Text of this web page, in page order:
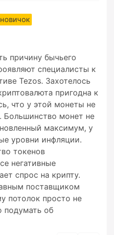
новичок
причину бычьего
специалисты к
Tezos. Захотелось
пригодна к
что у этой монеты не
Большинство монет не
максимум, у
уровни инфляции.
токенов
негативные
спрос на крипту.
поставщиком
потолок просто не
подумать об